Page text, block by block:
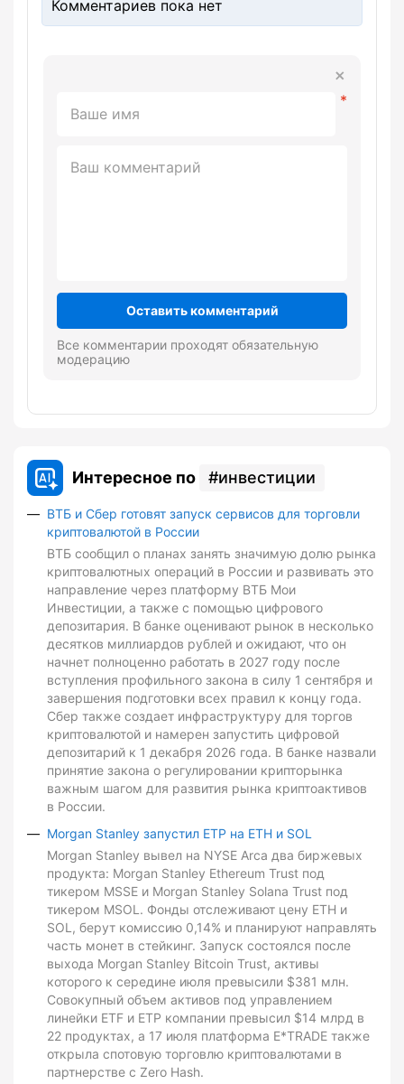
Комментариев пока нет
Оставить комментарий
Все комментарии проходят обязательную
модерацию
Интересное по инвестиции
ВТБ и Сбер готовят запуск сервисов для торговли
криптовалютой в России
ВТБ сообщил о планах занять значимую долю рынка
криптовалютных операций в России и развивать это
направление через платформу ВТБ Мои
Инвестиции, а также с помощью цифрового
депозитария. В банке оценивают рынок в несколько
десятков миллиардов рублей и ожидают, что он
начнет полноценно работать в 2027 году после
вступления профильного закона в силу 1 сентября и
завершения подготовки всех правил к концу года.
Сбер также создает инфраструктуру для торгов
криптовалютой и намерен запустить цифровой
депозитарий к 1 декабря 2026 года. В банке назвали
принятие закона о регулировании крипторынка
важным шагом для развития рынка криптоактивов
в России.
Morgan Stanley запустил ETP на ETH и SOL
Morgan Stanley вывел на NYSE Arca два биржевых
продукта: Morgan Stanley Ethereum Trust под
тикером MSSE и Morgan Stanley Solana Trust под
тикером MSOL. Фонды отслеживают цену ETH и
SOL, берут комиссию 0,14% и планируют направлять
часть монет в стейкинг. Запуск состоялся после
выхода Morgan Stanley Bitcoin Trust, активы
которого к середине июля превысили $381 млн.
Совокупный объем активов под управлением
линейки ETF и ETP компании превысил $14 млрд в
22 продуктах, а 17 июля платформа E*TRADE также
открыла спотовую торговлю криптовалютами в
партнерстве с Zero Hash.